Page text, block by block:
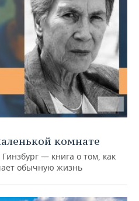
комнате
— книга о том, как
обычную жизнь